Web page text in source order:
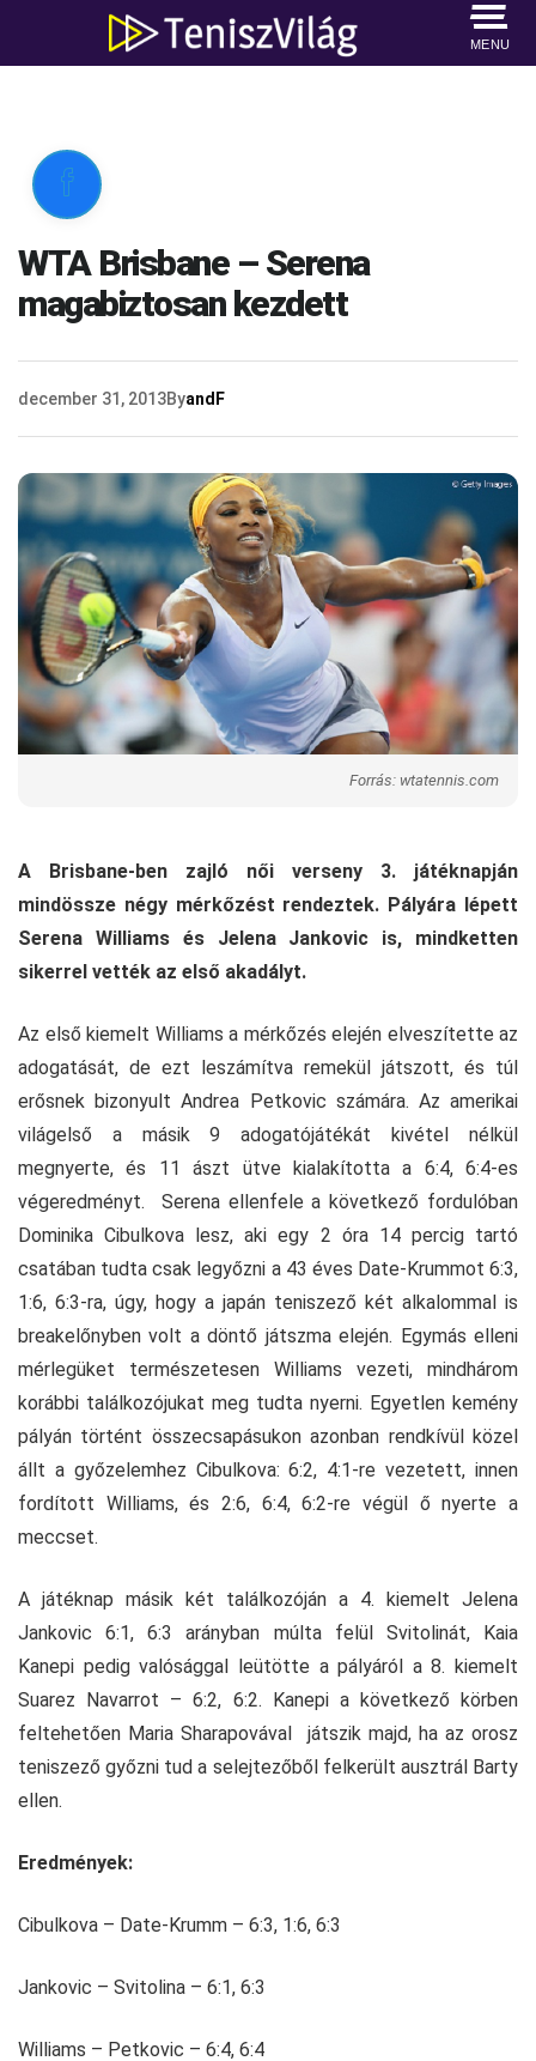
MENU

WTA Brisbane – Serena
magabiztosan kezdett
december 31, 2013ByandF
Forrás: wtatennis.com
A Brisbane-ben zajló női verseny 3. játéknapján
mindössze négy mérkőzést rendeztek. Pályára lépett
Serena Williams és Jelena Jankovic is, mindketten
sikerrel vették az első akadályt.
Az első kiemelt Williams a mérkőzés elején elveszítette az
adogatását, de ezt leszámítva remekül játszott, és túl
erősnek bizonyult Andrea Petkovic számára. Az amerikai
világelső a másik 9 adogatójátékát kivétel nélkül
megnyerte, és 11 ászt ütve kialakította a 6:4, 6:4-es
végeredményt. Serena ellenfele a következő fordulóban
Dominika Cibulkova lesz, aki egy 2 óra 14 percig tartó
csatában tudta csak legyőzni a 43 éves Date-Krummot 6:3,
1:6, 6:3-ra, úgy, hogy a japán teniszező két alkalommal is
breakelőnyben volt a döntő játszma elején. Egymás elleni
mérlegüket természetesen Williams vezeti, mindhárom
korábbi találkozójukat meg tudta nyerni. Egyetlen kemény
pályán történt összecsapásukon azonban rendkívül közel
állt a győzelemhez Cibulkova: 6:2, 4:1-re vezetett, innen
fordított Williams, és 2:6, 6:4, 6:2-re végül ő nyerte a
meccset.
A játéknap másik két találkozóján a 4. kiemelt Jelena
Jankovic 6:1, 6:3 arányban múlta felül Svitolinát, Kaia
Kanepi pedig valósággal leütötte a pályáról a 8. kiemelt
Suarez Navarrot – 6:2, 6:2. Kanepi a következő körben
feltehetően Maria Sharapovával játszik majd, ha az orosz
teniszező győzni tud a selejtezőből felkerült ausztrál Barty
ellen.
Eredmények:
Cibulkova – Date-Krumm – 6:3, 1:6, 6:3
Jankovic – Svitolina – 6:1, 6:3
Williams – Petkovic – 6:4, 6:4